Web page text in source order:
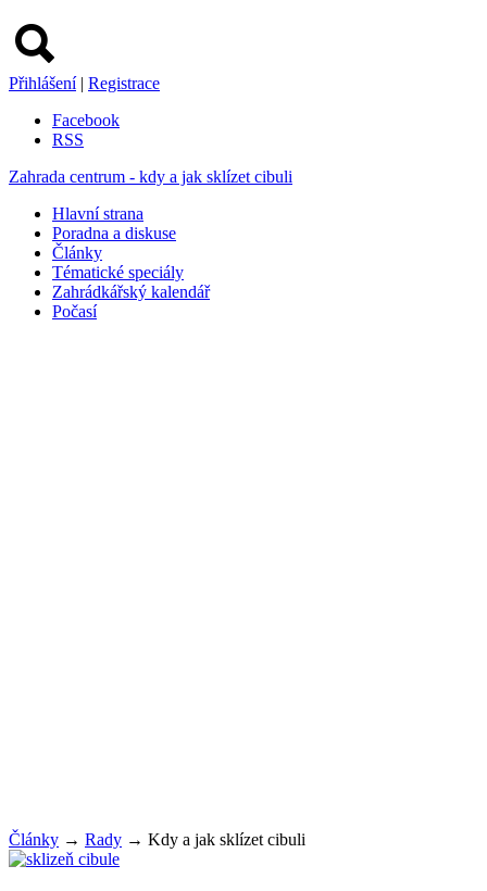
Přihlášení | Registrace
Facebook
RSS
Zahrada centrum - kdy a jak sklízet cibuli
Hlavní strana
Poradna a diskuse
Články
Tématické speciály
Zahrádkářský kalendář
Počasí
Články → Rady → Kdy a jak sklízet cibuli